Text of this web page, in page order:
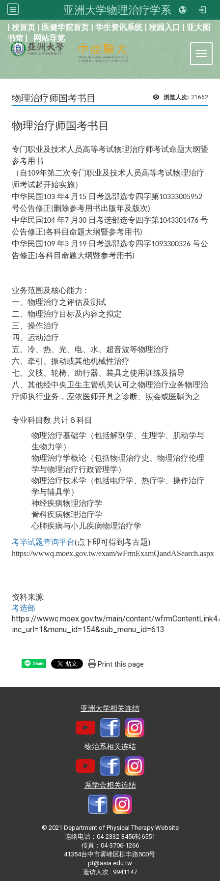
亚洲大学物理治疗学系
| 校首页 | 医健学院首页 | 学生资讯系统| 校园入口 | 亚大图
书馆 |
网站导览
浏览人次: 21662
物理治疗师国考书目
物理治疗师国考书目
专门职业及技术人员高等考试物理治疗师考试命题大纲暨
参考用书
（自109年第二次专门职业及技术人员高等考试物理治疗
师考试起开始实施）
中华民国 103 年4 月 15 日考选部选专四字第10333005952
号公告修正(删除参考用书出版年及版次)
中华民国 104 年7 月 30 日考选部选专四字第1043301476 号
公告修正(各科目命题大纲暨参考用书)
中华民国 109 年3 月 19 日考选部选专四字1093300326 号公
告修正(各科目命题大纲暨参考用书)
业务范围及核心能力 :
一、物理治疗之评估及测试
二、物理治疗目标及内容之拟定
三、操作治疗
四、运动治疗
五、冷、热、光、电、水、超音波等物理治疗
六、牵引、振动或其他机械性治疗
七、义肢、轮椅、助行器、装具之使用训练及指导
八、其他经中央卫生主管机关认可之物理治疗业务物理治
疗师执行业务，应依医师开具之诊断、照会或医嘱为之
专业科目数 共计６科目
物理治疗基础学（包括解剖学、生理学、肌动学与
生物力学）
物理治疗学概论（包括物理治疗史、物理治疗伦理
学与物理治疗行政管理学）
物理治疗技术学（包括电疗学、热疗学、操作治疗
学与辅具学）
神经疾病物理治疗学
骨科疾病物理治疗学
心肺疾病与小儿疾病物理治疗学
考毕试题查询平台(点下即可得到考古题)
https://wwwq.moex.gov.tw/exam/wFrmExamQandASearch.aspx
资料来源:
考选部
https://wwwc.moex.gov.tw/main/content/
inc_url=1&menu_id=154&sub_menu_id=613
Share Print this page
亚洲大学相关连结
物治系相关连结
系学会相关连结
© 2021 Department of Physical Therapy Website
连络电话：04-2332-3456转6551
传真：04-3706-1266
41354台中市雾峰区柳丰路500号
pt@asia.edu.tw
造访人次 : 9941147